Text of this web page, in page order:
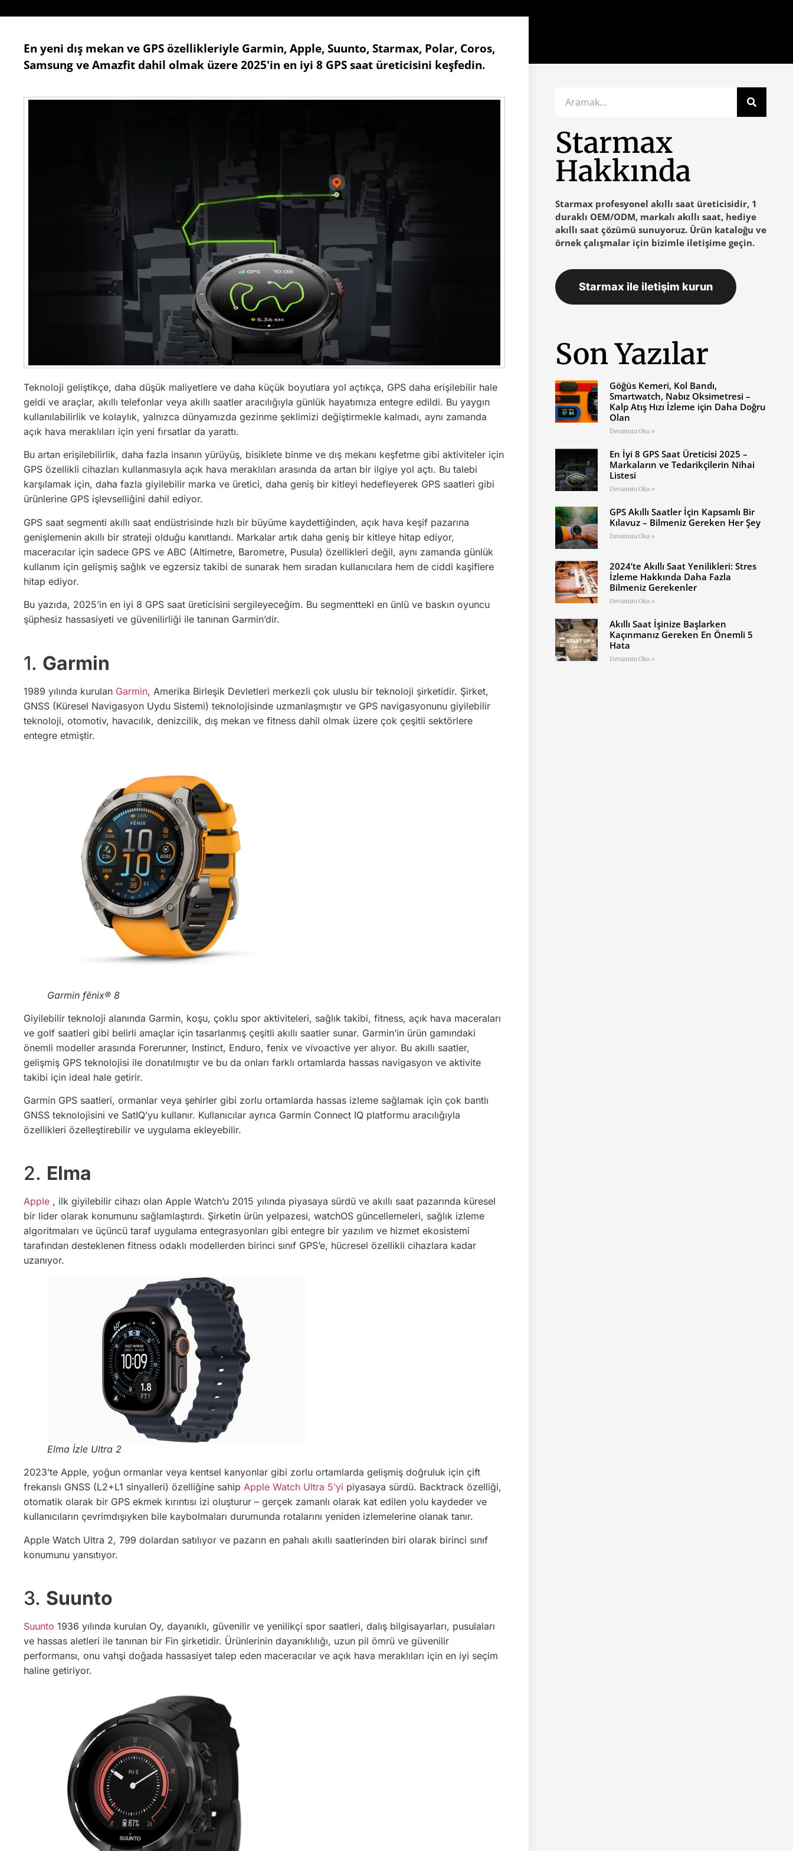
En yeni dış mekan ve GPS özellikleriyle Garmin, Apple, Suunto, Starmax, Polar, Coros,
Samsung ve Amazfit dahil olmak üzere 2025'in en iyi 8 GPS saat üreticisini keşfedin.
Teknoloji geliştikçe, daha düşük maliyetlere ve daha küçük boyutlara yol açtıkça, GPS daha erişilebilir hale
geldi ve araçlar, akıllı telefonlar veya akıllı saatler aracılığıyla günlük hayatımıza entegre edildi. Bu yaygın
kullanılabilirlik ve kolaylık, yalnızca dünyamızda gezinme şeklimizi değiştirmekle kalmadı, aynı zamanda
açık hava meraklıları için yeni fırsatlar da yarattı.
Bu artan erişilebilirlik, daha fazla insanın yürüyüş, bisiklete binme ve dış mekanı keşfetme gibi aktiviteler için
GPS özellikli cihazları kullanmasıyla açık hava meraklıları arasında da artan bir ilgiye yol açtı. Bu talebi
karşılamak için, daha fazla giyilebilir marka ve üretici, daha geniş bir kitleyi hedefleyerek GPS saatleri gibi
ürünlerine GPS işlevselliğini dahil ediyor.
GPS saat segmenti akıllı saat endüstrisinde hızlı bir büyüme kaydettiğinden, açık hava keşif pazarına
genişlemenin akıllı bir strateji olduğu kanıtlandı. Markalar artık daha geniş bir kitleye hitap ediyor,
maceracılar için sadece GPS ve ABC (Altimetre, Barometre, Pusula) özellikleri değil, aynı zamanda günlük
kullanım için gelişmiş sağlık ve egzersiz takibi de sunarak hem sıradan kullanıcılara hem de ciddi kaşiflere
hitap ediyor.
Bu yazıda, 2025’in en iyi 8 GPS saat üreticisini sergileyeceğim. Bu segmentteki en ünlü ve baskın oyuncu
şüphesiz hassasiyeti ve güvenilirliği ile tanınan Garmin’dir.
1. Garmin
1989 yılında kurulan Garmin, Amerika Birleşik Devletleri merkezli çok uluslu bir teknoloji şirketidir. Şirket,
GNSS (Küresel Navigasyon Uydu Sistemi) teknolojisinde uzmanlaşmıştır ve GPS navigasyonunu giyilebilir
teknoloji, otomotiv, havacılık, denizcilik, dış mekan ve fitness dahil olmak üzere çok çeşitli sektörlere
entegre etmiştir.
Garmin fēnix® 8
Giyilebilir teknoloji alanında Garmin, koşu, çoklu spor aktiviteleri, sağlık takibi, fitness, açık hava maceraları
ve golf saatleri gibi belirli amaçlar için tasarlanmış çeşitli akıllı saatler sunar. Garmin’in ürün gamındaki
önemli modeller arasında Forerunner, Instinct, Enduro, fenix ve vívoactive yer alıyor. Bu akıllı saatler,
gelişmiş GPS teknolojisi ile donatılmıştır ve bu da onları farklı ortamlarda hassas navigasyon ve aktivite
takibi için ideal hale getirir.
Garmin GPS saatleri, ormanlar veya şehirler gibi zorlu ortamlarda hassas izleme sağlamak için çok bantlı
GNSS teknolojisini ve SatIQ’yu kullanır. Kullanıcılar ayrıca Garmin Connect IQ platformu aracılığıyla
özellikleri özelleştirebilir ve uygulama ekleyebilir.
2. Elma
Apple , ilk giyilebilir cihazı olan Apple Watch’u 2015 yılında piyasaya sürdü ve akıllı saat pazarında küresel
bir lider olarak konumunu sağlamlaştırdı. Şirketin ürün yelpazesi, watchOS güncellemeleri, sağlık izleme
algoritmaları ve üçüncü taraf uygulama entegrasyonları gibi entegre bir yazılım ve hizmet ekosistemi
tarafından desteklenen fitness odaklı modellerden birinci sınıf GPS’e, hücresel özellikli cihazlara kadar
uzanıyor.
Elma İzle Ultra 2
2023’te Apple, yoğun ormanlar veya kentsel kanyonlar gibi zorlu ortamlarda gelişmiş doğruluk için çift
frekanslı GNSS (L2+L1 sinyalleri) özelliğine sahip Apple Watch Ultra 5’yi piyasaya sürdü. Backtrack özelliği,
otomatik olarak bir GPS ekmek kırıntısı izi oluşturur – gerçek zamanlı olarak kat edilen yolu kaydeder ve
kullanıcıların çevrimdışıyken bile kaybolmaları durumunda rotalarını yeniden izlemelerine olanak tanır.
Apple Watch Ultra 2, 799 dolardan satılıyor ve pazarın en pahalı akıllı saatlerinden biri olarak birinci sınıf
konumunu yansıtıyor.
3. Suunto
Suunto 1936 yılında kurulan Oy, dayanıklı, güvenilir ve yenilikçi spor saatleri, dalış bilgisayarları, pusulaları
ve hassas aletleri ile tanınan bir Fin şirketidir. Ürünlerinin dayanıklılığı, uzun pil ömrü ve güvenilir
performansı, onu vahşi doğada hassasiyet talep eden maceracılar ve açık hava meraklıları için en iyi seçim
haline getiriyor.
Starmax
Hakkında
Starmax profesyonel akıllı saat üreticisidir, 1
duraklı OEM/ODM, markalı akıllı saat, hediye
akıllı saat çözümü sunuyoruz. Ürün kataloğu ve
örnek çalışmalar için bizimle iletişime geçin.
Starmax ile iletişim kurun
Son Yazılar
Göğüs Kemeri, Kol Bandı,
Smartwatch, Nabız Oksimetresi –
Kalp Atış Hızı İzleme için Daha Doğru
Olan
Devamını Oku »
En İyi 8 GPS Saat Üreticisi 2025 –
Markaların ve Tedarikçilerin Nihai
Listesi
Devamını Oku »
GPS Akıllı Saatler İçin Kapsamlı Bir
Kılavuz – Bilmeniz Gereken Her Şey
Devamını Oku »
2024’te Akıllı Saat Yenilikleri: Stres
İzleme Hakkında Daha Fazla
Bilmeniz Gerekenler
Devamını Oku »
Akıllı Saat İşinize Başlarken
Kaçınmanız Gereken En Önemli 5
Hata
Devamını Oku »